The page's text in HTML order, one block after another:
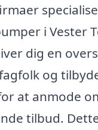
i Vester
dig en
og
at anmode
tilbud.